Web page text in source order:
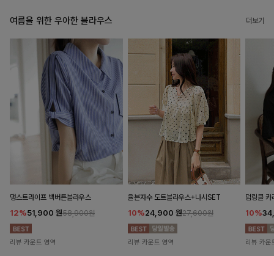
여름을 위한 우아한 블라우스 더보기
댕스트라이프 백버튼블라우스
12%51,900 원58,900원
리뷰 카운트 영역
율븐자수 도트블라우스+나시SET
10%24,900 원27,600원
리뷰 카운트 영역
덤링클 카
10%
리뷰 카운